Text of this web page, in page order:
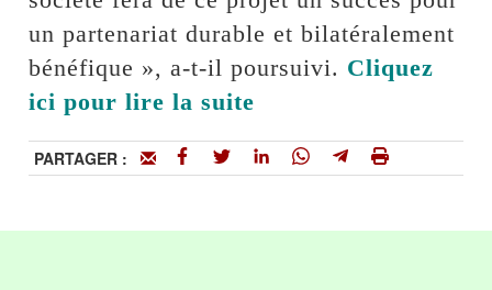
un partenariat durable et bilatéralement
bénéfique », a-t-il poursuivi. Cliquez
ici pour lire la suite
PARTAGER :